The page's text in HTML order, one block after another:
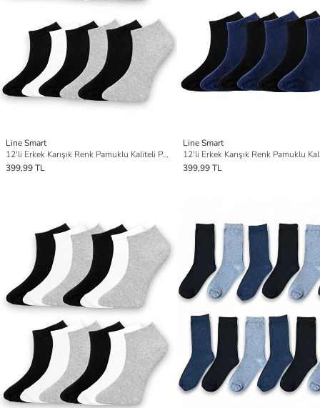
Line Smart
12'li Erkek Karışık Renk Pamuklu Kaliteli Patik Çorap
399,99 TL
Line Smart
399,99 TL